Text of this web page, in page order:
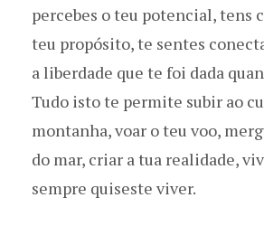
percebes o teu potencial, tens
teu propósito, te sentes
a liberdade que te foi dada
Tudo isto te permite subir ao
montanha, voar o teu voo,
do mar, criar a tua realidade,
sempre quiseste viver.